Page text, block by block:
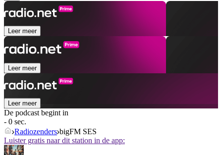
Leer meer
Leer meer
Leer meer
De podcast begint in
- 0 sec.
Radiozenders bigFM SES
Luister gratis naar dit station in de app: